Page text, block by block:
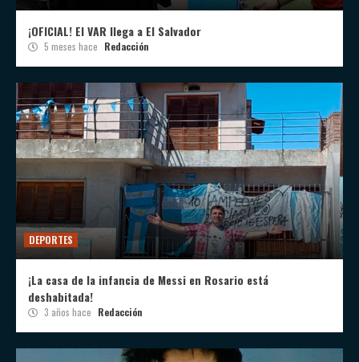
¡OFICIAL! El VAR llega a El Salvador
5 meses hace Redacción
DEPORTES
¡La casa de la infancia de Messi en Rosario está
deshabitada!
3 años hace Redacción